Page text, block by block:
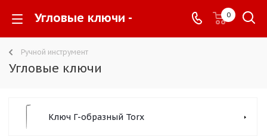
Угловые ключи - 0
Ручной инструмент
Угловые ключи
Ключ Г-образный Torx